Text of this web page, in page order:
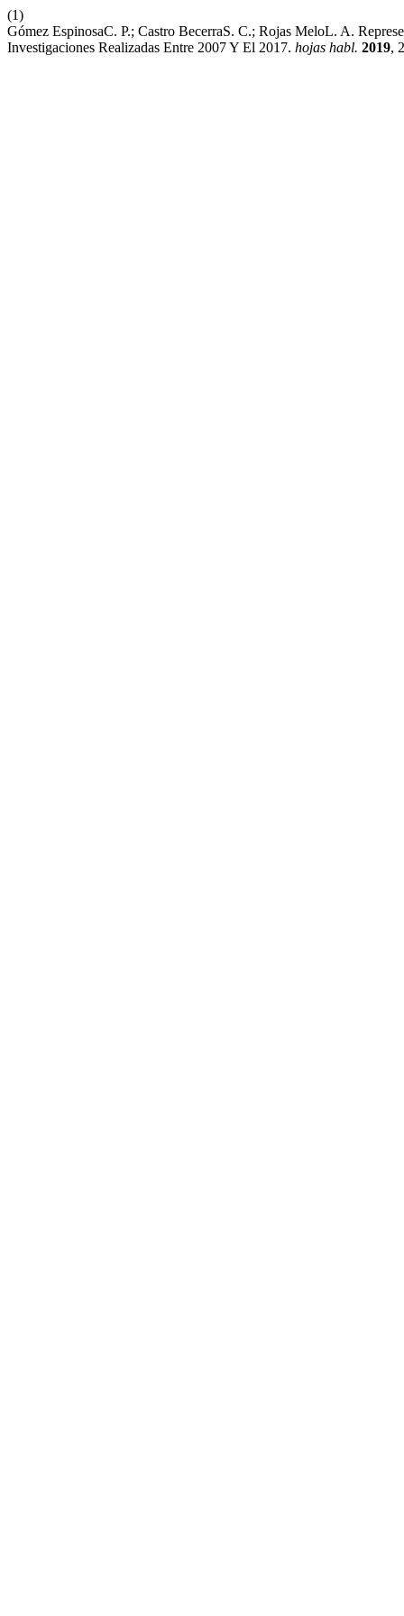
(1)
Gómez EspinosaC. P.; Castro BecerraS. C.; Rojas MeloL. A.
Investigaciones Realizadas Entre 2007 Y El 2017. hojas habl. 2019,